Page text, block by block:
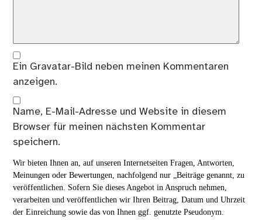
Ein Gravatar-Bild neben meinen Kommentaren
anzeigen.
Name, E-Mail-Adresse und Website in diesem
Browser für meinen nächsten Kommentar
speichern.
Wir bieten Ihnen an, auf unseren Internetseiten Fragen, Antworten,
Meinungen oder Bewertungen, nachfolgend nur „Beiträge genannt, zu
veröffentlichen. Sofern Sie dieses Angebot in Anspruch nehmen,
verarbeiten und veröffentlichen wir Ihren Beitrag, Datum und Uhrzeit
der Einreichung sowie das von Ihnen ggf. genutzte Pseudonym.